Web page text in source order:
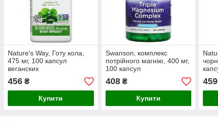
Nature's Way, Готу кола,
475 мг, 100 капсул
веганских
456 ₴
Купити
Swanson, комплекс
потрійного магнію, 400 мг,
100 капсул
408₴
Купити
459